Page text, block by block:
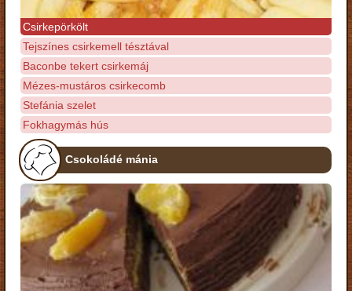
Csirkepörkölt
Tejszínes csirkemell tésztával
Baconbe tekert csirkemáj
Mézes-mustáros csirkecomb
Stefánia szelet
Fokhagymás hús
Csokoládé mánia